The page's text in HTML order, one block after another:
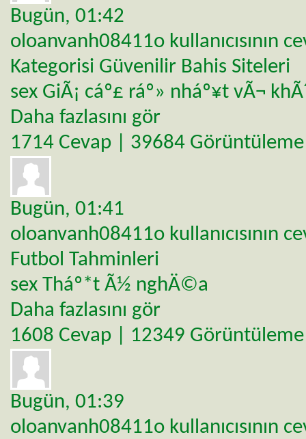
Bugün, 01:42
oloanvanh08411o kullanıcısının
Kategorisi Güvenilir Bahis Siteleri
sex GiÃ¡ cáº£ ráº» nháº¥t vÃ¬
Daha fazlasını gör
1714 Cevap | 39684 Görüntüleme
Bugün, 01:41
oloanvanh08411o kullanıcısının
Futbol Tahminleri
sex Tháº*t Ã½ nghÄ©a
Daha fazlasını gör
1608 Cevap | 12349 Görüntüleme
Bugün, 01:39
oloanvanh08411o kullanıcısının